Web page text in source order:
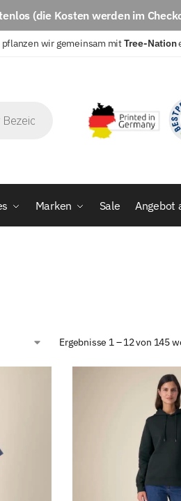
(die Kosten werden im
pflanzen wir gemeinsam mitTree-Nation
Marken Sale Angebot
Ergebnisse 1 – 12 von 145